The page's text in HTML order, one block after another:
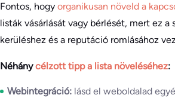
Fontos, hogy organikusan növeld a
listák vásárlását vagy bérlését, mert ez a
kerüléshez és a reputáció romlásához
Néhánycélzott tipp a lista növeléséhez:
Webintegráció: lásd el weboldalad